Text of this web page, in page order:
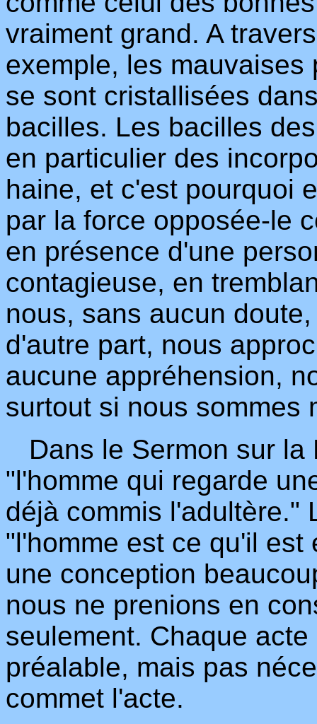
vraiment grand. A
exemple, les
se sont cristallisées
bacilles. Les bacilles
en particulier des
haine, et c'est pourquoi
par la force opposée-le
en présence d'une
contagieuse, en
nous, sans aucun
d'autre part, nous
aucune appréhension,
surtout si nous sommes
Dans le Sermon sur la
"l'homme qui regarde
déjà commis l'adultère."
"l'homme est ce qu'il
une conception
nous ne prenions en
seulement. Chaque
préalable, mais pas
commet l'acte.